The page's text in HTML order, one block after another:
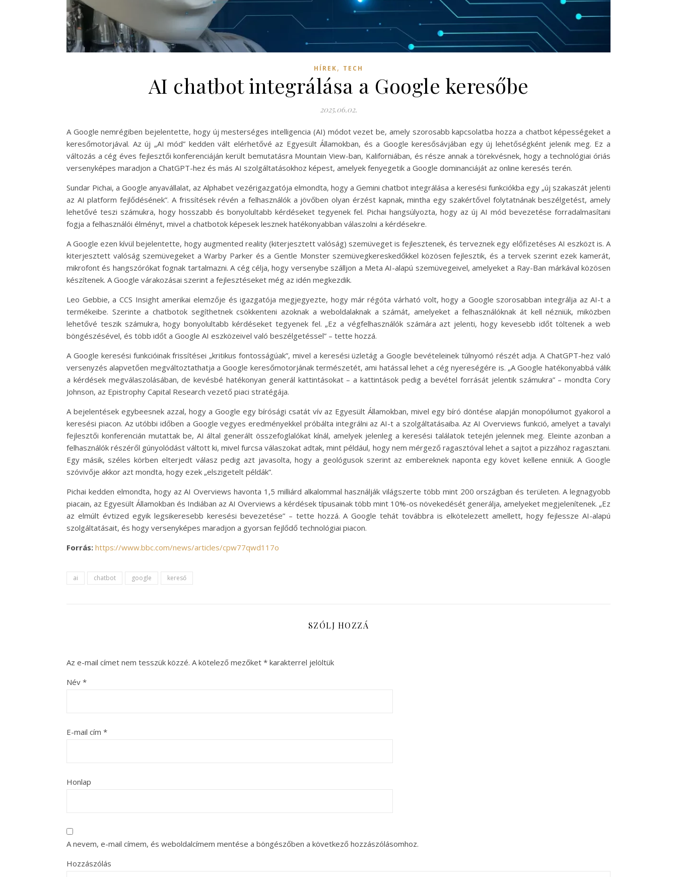
HÍREK, TECH
AI chatbot integrálása a Google keresőbe
2025.06.02.
A Google nemrégiben bejelentette, hogy új mesterséges intelligencia (AI) módot vezet be, amely szorosabb kapcsolatba hozza a chatbot képességeket a
keresőmotorjával. Az új „AI mód” kedden vált elérhetővé az Egyesült Államokban, és a Google keresősávjában egy új lehetőségként jelenik meg. Ez a
változás a cég éves fejlesztői konferenciáján került bemutatásra Mountain View-ban, Kaliforniában, és része annak a törekvésnek, hogy a technológiai óriás
versenyképes maradjon a ChatGPT-hez és más AI szolgáltatásokhoz képest, amelyek fenyegetik a Google dominanciáját az online keresés terén.
Sundar Pichai, a Google anyavállalat, az Alphabet vezérigazgatója elmondta, hogy a Gemini chatbot integrálása a keresési funkciókba egy „új szakaszát jelenti
az AI platform fejlődésének”. A frissítések révén a felhasználók a jövőben olyan érzést kapnak, mintha egy szakértővel folytatnának beszélgetést, amely
lehetővé teszi számukra, hogy hosszabb és bonyolultabb kérdéseket tegyenek fel. Pichai hangsúlyozta, hogy az új AI mód bevezetése forradalmasítani
fogja a felhasználói élményt, mivel a chatbotok képesek lesznek hatékonyabban válaszolni a kérdésekre.
A Google ezen kívül bejelentette, hogy augmented reality (kiterjesztett valóság) szemüveget is fejlesztenek, és terveznek egy előfizetéses AI eszközt is. A
kiterjesztett valóság szemüvegeket a Warby Parker és a Gentle Monster szemüvegkereskedőkkel közösen fejlesztik, és a tervek szerint ezek kamerát,
mikrofont és hangszórókat fognak tartalmazni. A cég célja, hogy versenybe szálljon a Meta AI-alapú szemüvegeivel, amelyeket a Ray-Ban márkával közösen
készítenek. A Google várakozásai szerint a fejlesztéseket még az idén megkezdik.
Leo Gebbie, a CCS Insight amerikai elemzője és igazgatója megjegyezte, hogy már régóta várható volt, hogy a Google szorosabban integrálja az AI-t a
termékeibe. Szerinte a chatbotok segíthetnek csökkenteni azoknak a weboldalaknak a számát, amelyeket a felhasználóknak át kell nézniük, miközben
lehetővé teszik számukra, hogy bonyolultabb kérdéseket tegyenek fel. „Ez a végfelhasználók számára azt jelenti, hogy kevesebb időt töltenek a web
böngészésével, és több időt a Google AI eszközeivel való beszélgetéssel” – tette hozzá.
A Google keresési funkcióinak frissítései „kritikus fontosságúak”, mivel a keresési üzletág a Google bevételeinek túlnyomó részét adja. A ChatGPT-hez való
versenyzés alapvetően megváltoztathatja a Google keresőmotorjának természetét, ami hatással lehet a cég nyereségére is. „A Google hatékonyabbá válik
a kérdések megválaszolásában, de kevésbé hatékonyan generál kattintásokat – a kattintások pedig a bevétel forrását jelentik számukra” – mondta Cory
Johnson, az Epistrophy Capital Research vezető piaci stratégája.
A bejelentések egybeesnek azzal, hogy a Google egy bírósági csatát vív az Egyesült Államokban, mivel egy bíró döntése alapján monopóliumot gyakorol a
keresési piacon. Az utóbbi időben a Google vegyes eredményekkel próbálta integrálni az AI-t a szolgáltatásaiba. Az AI Overviews funkció, amelyet a tavalyi
fejlesztői konferencián mutattak be, AI által generált összefoglalókat kínál, amelyek jelenleg a keresési találatok tetején jelennek meg. Eleinte azonban a
felhasználók részéről gúnyolódást váltott ki, mivel furcsa válaszokat adtak, mint például, hogy nem mérgező ragasztóval lehet a sajtot a pizzához ragasztani.
Egy másik, széles körben elterjedt válasz pedig azt javasolta, hogy a geológusok szerint az embereknek naponta egy követ kellene enniük. A Google
szóvivője akkor azt mondta, hogy ezek „elszigetelt példák”.
Pichai kedden elmondta, hogy az AI Overviews havonta 1,5 milliárd alkalommal használják világszerte több mint 200 országban és területen. A legnagyobb
piacain, az Egyesült Államokban és Indiában az AI Overviews a kérdések típusainak több mint 10%-os növekedését generálja, amelyeket megjelenítenek. „Ez
az elmúlt évtized egyik legsikeresebb keresési bevezetése” – tette hozzá. A Google tehát továbbra is elkötelezett amellett, hogy fejlessze AI-alapú
szolgáltatásait, és hogy versenyképes maradjon a gyorsan fejlődő technológiai piacon.
Forrás: https://www.bbc.com/news/articles/cpw77qwd117o
ai chatbot google kereső
SZÓLJ HOZZÁ
Az e-mail címet nem tesszük közzé. A kötelező mezőket * karakterrel jelöltük
Név *
E-mail cím *
Honlap
A nevem, e-mail címem, és weboldalcímem mentése a böngészőben a következő hozzászólásomhoz.
Hozzászólás